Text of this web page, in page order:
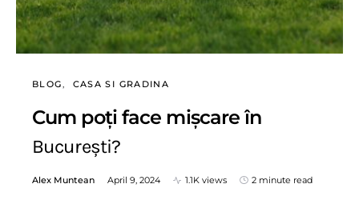
BLOG CASA SI GRADINA
Cum poți face mișcare în
București?
Alex Muntean April 9, 2024 1.1K views 2 minute read